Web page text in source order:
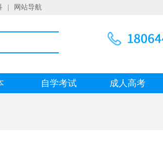
网站导航
自学考试 成人高考